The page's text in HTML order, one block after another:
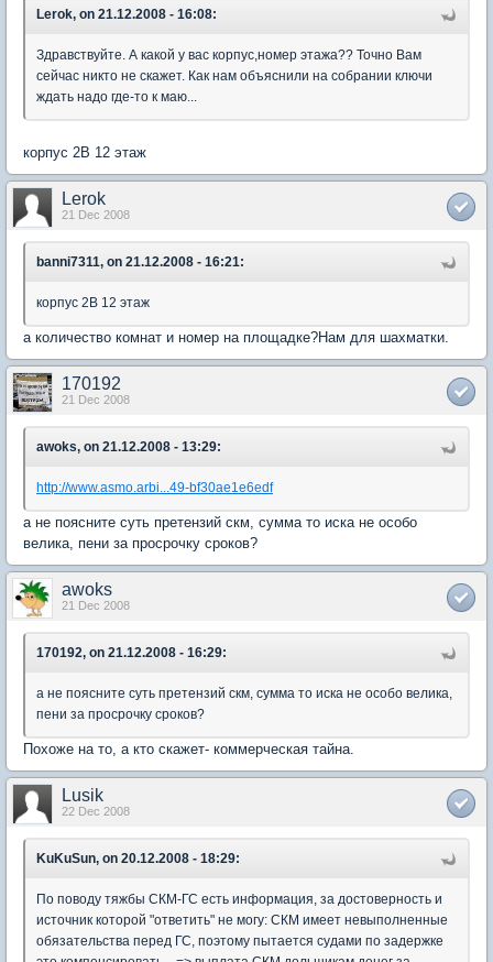
Lerok, on 21.12.2008 - 16:08:
Здравствуйте. А какой у вас корпус,номер этажа?? Точно Вам
сейчас никто не скажет. Как нам объяснили на собрании ключи
ждать надо где-то к маю...
корпус 2В 12 этаж
Lerok
21 Dec 2008
banni7311, on 21.12.2008 - 16:21:
корпус 2В 12 этаж
а количество комнат и номер на площадке?Нам для шахматки.
170192
21 Dec 2008
awoks, on 21.12.2008 - 13:29:
http://www.asmo.arbi...49-bf30ae1e6edf
а не поясните суть претензий скм, сумма то иска не особо
велика, пени за просрочку сроков?
awoks
21 Dec 2008
170192, on 21.12.2008 - 16:29:
а не поясните суть претензий скм, сумма то иска не особо велика,
пени за просрочку сроков?
Похоже на то, а кто скажет- коммерческая тайна.
Lusik
22 Dec 2008
KuKuSun, on 20.12.2008 - 18:29:
По поводу тяжбы СКМ-ГС есть информация, за достоверность и
источник которой "ответить" не могу: СКМ имеет невыполненные
обязательства перед ГС, поэтому пытается судами по задержке